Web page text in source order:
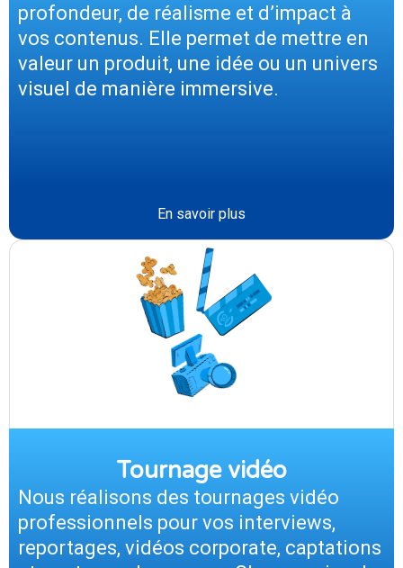
profondeur, de réalisme et d’impact à
vos contenus. Elle permet de mettre en
valeur un produit, une idée ou un univers
visuel de manière immersive.
En savoir plus
Tournage vidéo
Nous réalisons des tournages vidéo
professionnels pour vos interviews,
reportages, vidéos corporate, captations